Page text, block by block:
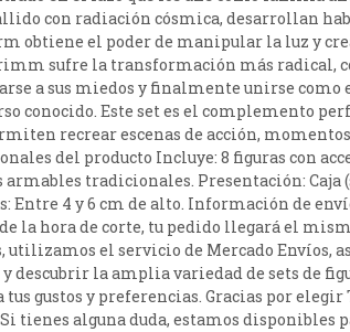
con radiación cósmica, desarrollan
obtiene el poder de manipular la luz y
sufre la transformación más radical,
a sus miedos y finalmente unirse
conocido. Este set es el complemento
recrear escenas de acción,
del producto Incluye: 8 figuras con
tradicionales. Presentación: Caja
Entre 4 y 6 cm de alto. Información de
la hora de corte, tu pedido llegará el
el servicio de Mercado Envíos,
descubrir la amplia variedad de sets de
tus gustos y preferencias. Gracias por
tienes alguna duda, estamos disponibles